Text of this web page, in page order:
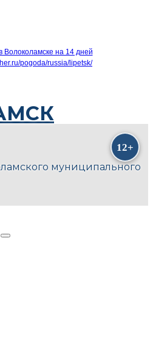
Волоколамске на 14 дней
pogoda/russia/lipetsk/
муниципального